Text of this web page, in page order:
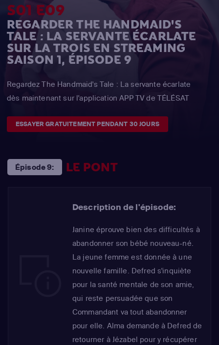
S01 E09
REGARDER THE HANDMAID'S
TALE : LA SERVANTE ÉCARLATE
SUR LA TROIS EN STREAMING
SAISON 1, ÉPISODE 9
Regardez The Handmaid's Tale : La servante écarlate
dès maintenant sur l'application APP TV de TÉLÉSAT
ESSAYER GRATUITEMENT PENDANT 30 JOURS
Épisode 9: LE PONT
Description de l'épisode:
Janine éprouve bien des difficultés à
abandonner son bébé nouveau-né.
La jeune femme est donnée à une
nouvelle famille. Defred s'inquiète
pour la santé mentale de son amie,
qui reste persuadée que son
Commandant va tout abandonner
pour elle. Alma demande à Defred de
retourner à Jézabel pour y récupérer